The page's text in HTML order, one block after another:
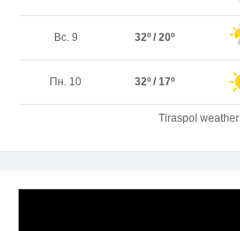
Вс. 9 32º / 20º
Пн. 10 32º / 17º
Tiraspol weather